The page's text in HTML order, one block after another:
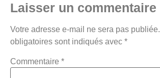
Laisser un commentaire
Votre adresse e-mail ne sera pas publiée.
obligatoires sont indiqués avec *
Commentaire *